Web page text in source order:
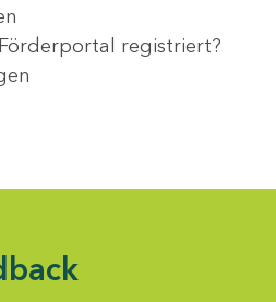
registriert?